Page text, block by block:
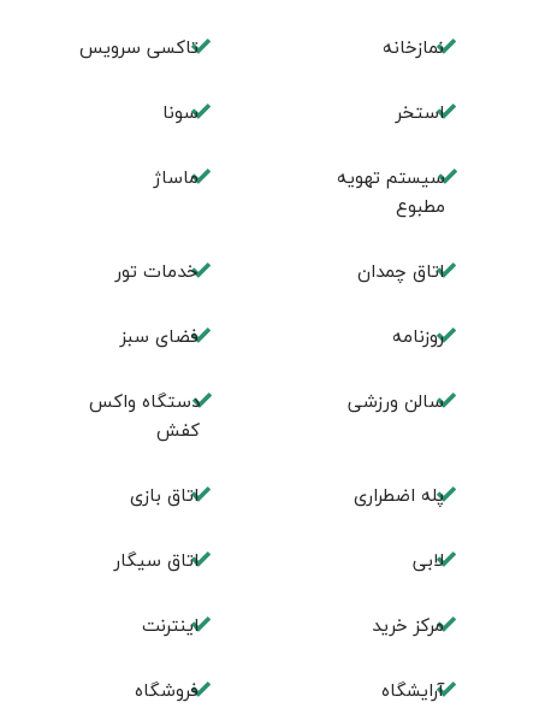
نمازخانه تاکسی سرویس
استخر سونا
سیستم تهویه
مطبوع
ماساژ
اتاق چمدان خدمات تور
روزنامه فضای سبز
سالن ورزشی
دستگاه واکس
کفش
پله اضطراری اتاق بازی
لابی اتاق سیگار
مرکز خرید اینترنت
آرایشگاه فروشگاه